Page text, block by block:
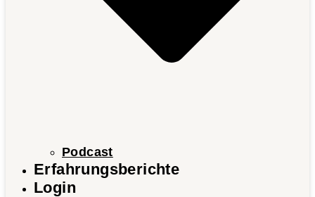
Podcast
Erfahrungsberichte
Login